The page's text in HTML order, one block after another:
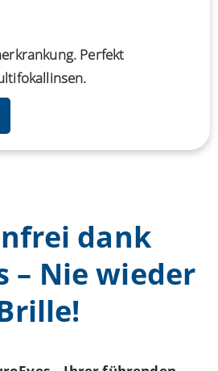
Perfekt
dank
– Nie wieder